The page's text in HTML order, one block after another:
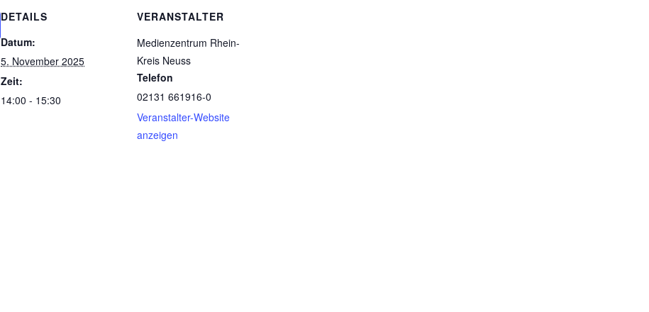
DETAILS
Datum:
5. November 2025
Zeit:
14:00 - 15:30
VERANSTALTER
Medienzentrum Rhein-
Kreis Neuss
Telefon
02131 661916-0
Veranstalter-Website
anzeigen